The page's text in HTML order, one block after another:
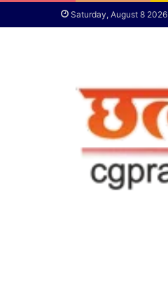
Saturday, August 8 2026